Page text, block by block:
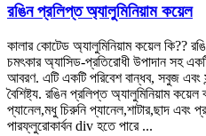
রঙিন প্রলিপ্ত অ্যালুমিনিয়াম কয়েল
কালার কোটেড অ্যালুমিনিয়াম কয়েল কি??
চমৎকার অ্যাসিড-প্রতিরোধী উপাদান সহ
আবরণ. এটি একটি পরিবেশ বান্ধব, সবুজ এবং
বৈশিষ্ট্য. রঙিন প্রলিপ্ত অ্যালুমিনিয়াম
প্যানেল,মধু চিরুনি প্যানেল,শাটার,ছাদ এবং
পারফ্লুরোকার্বন div হতে পারে ...